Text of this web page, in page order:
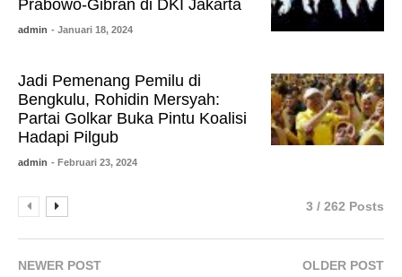
Prabowo-Gibran di DKI Jakarta
admin - Januari 18, 2024
Jadi Pemenang Pemilu di
Bengkulu, Rohidin Mersyah:
Partai Golkar Buka Pintu Koalisi
Hadapi Pilgub
admin - Februari 23, 2024
3 / 262 Posts
NEWER POST OLDER POST